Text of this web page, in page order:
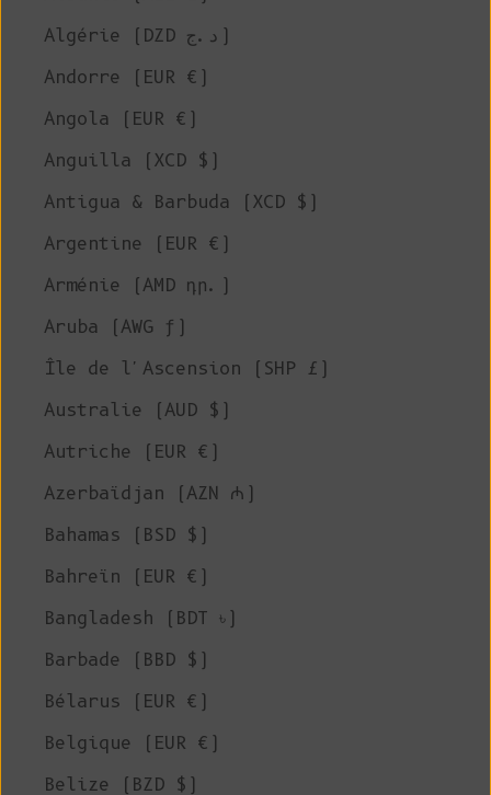
Algérie (DZD د.ج)
Andorre (EUR €)
Angola (EUR €)
Anguilla (XCD $)
Antigua & Barbuda (XCD $)
Argentine (EUR €)
Arménie (AMD դր.)
Aruba (AWG ƒ)
Île de l'Ascension (SHP £)
Australie (AUD $)
Autriche (EUR €)
Azerbaïdjan (AZN ₼)
Bahamas (BSD $)
Bahreïn (EUR €)
Bangladesh (BDT ৳)
Barbade (BBD $)
Bélarus (EUR €)
Belgique (EUR €)
Belize (BZD $)